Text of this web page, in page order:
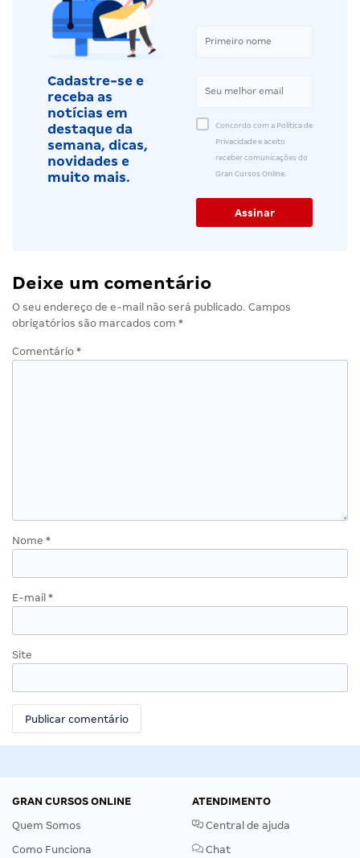
Cadastre-se e
receba as
notícias em
destaque da
semana, dicas,
novidades e
muito mais.
Concordo com a Política de
Privacidade e aceito
receber comunicações do
Gran Cursos Online.
Deixe um comentário
O seu endereço de e-mail não será publicado. Campos
obrigatórios são marcados com *
Comentário *
Nome *
E-mail *
Site
GRAN CURSOS ONLINE
Quem Somos
Como Funciona
ATENDIMENTO
Central de ajuda
Chat